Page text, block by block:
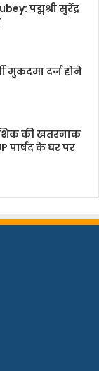
पद्मश्री सुरेंद्र
मुकदमा दर्ज होने
की खतरनाक
पार्षद के घर पर